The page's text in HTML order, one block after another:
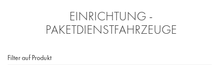
EINRICHTUNG -
PAKETDIENSTFAHRZEUGE
Filter auf Produkt